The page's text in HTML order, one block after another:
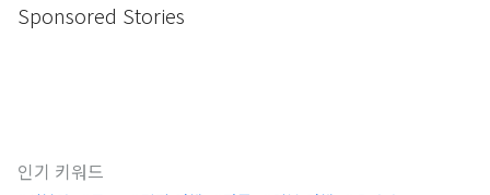
Sponsored Stories
인기 키워드